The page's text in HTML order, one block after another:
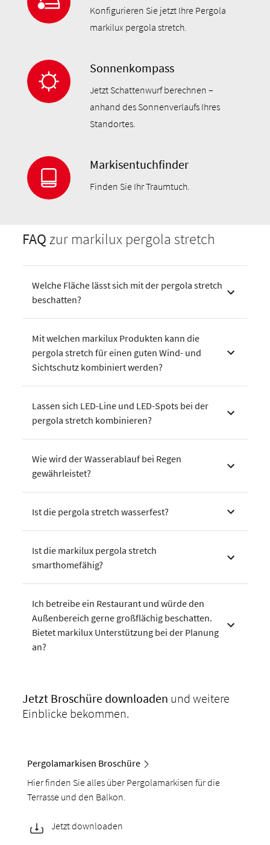
Konfigurieren Sie jetzt Ihre Pergola
markilux pergola stretch.
Sonnenkompass
Jetzt Schattenwurf berechnen –
anhand des Sonnenverlaufs Ihres
Standortes.
Markisentuchfinder
Finden Sie Ihr Traumtuch.
FAQzur markilux pergola stretch
Welche Fläche lässt sich mit der pergola stretch
beschatten?
Mit welchen markilux Produkten kann die
pergola stretch für einen guten Wind- und
Sichtschutz kombiniert werden?
Lassen sich LED-Line und LED-Spots bei der
pergola stretch kombinieren?
Wie wird der Wasserablauf bei Regen
gewährleistet?
Ist die pergola stretch wasserfest?
Ist die markilux pergola stretch
smarthomefähig?
Ich betreibe ein Restaurant und würde den
Außenbereich gerne großflächig beschatten.
Bietet markilux Unterstützung bei der Planung
an?
Jetzt Broschüre downloaden und weitere
Einblicke bekommen.
Pergolamarkisen Broschüre
Hier finden Sie alles über Pergolamarkisen für die
Terrasse und den Balkon.
Jetzt downloaden